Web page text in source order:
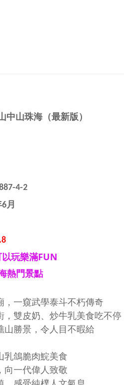
中山珠海（最新版）
4-2
月
玩樂滿FUN
熱門景點
，一窺武學泰斗不朽傳奇
，雙皮奶、炒牛乳美食吃不停
山勝景，令人目不暇給
乳鴿脆肉鯇美食
向一代偉人致敬